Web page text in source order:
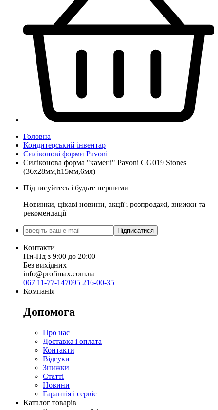
Головна
Кондитерський інвентар
Силіконові форми Pavoni
Силіконова форма "камені" Pavoni GG019 Stones
(36x28мм,h15мм,6мл)
Підписуйтесь і будьте першими
Новинки, цікаві новини, акції і розпродажі, знижки та
рекомендації
Підписатися
Контакти
Пн-Нд з 9:00 до 20:00
Без вихідних
info@profimax.com.ua
067 11-77-147095 216-00-35
Компанія
Допомога
Про нас
Доставка і оплата
Контакти
Відгуки
Знижки
Статті
Новини
Гарантія і сервіс
Каталог товарів